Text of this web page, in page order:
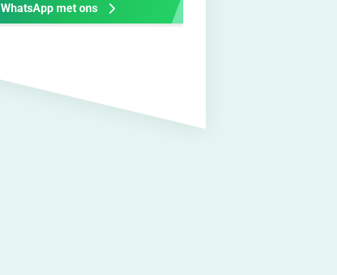
WhatsApp met ons